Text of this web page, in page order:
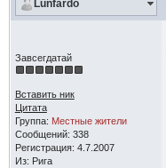
Lunfardo
Завсегдатай
Вставить ник
Цитата
Группа: Местные жители
Сообщений: 338
Регистрация: 4.7.2007
Из: Рига